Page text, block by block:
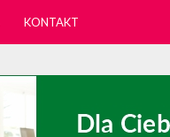
KONTAKT